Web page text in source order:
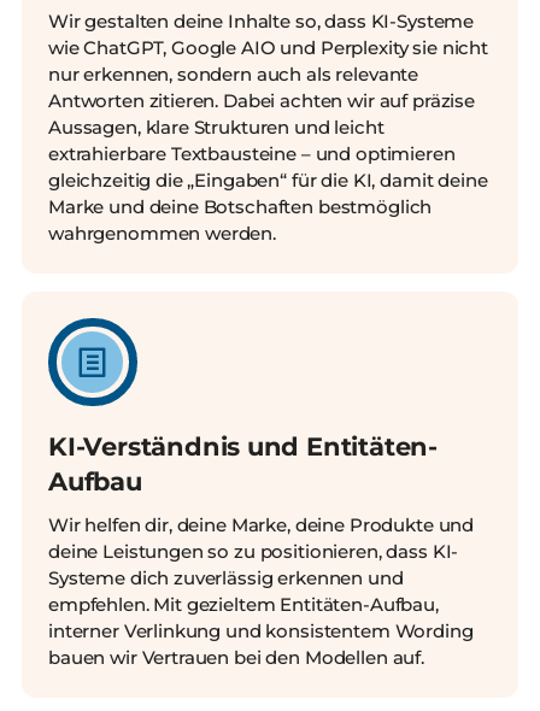
Wir gestalten deine Inhalte so, dass KI-Systeme
wie ChatGPT, Google AIO und Perplexity sie nicht
nur erkennen, sondern auch als relevante
Antworten zitieren. Dabei achten wir auf präzise
Aussagen, klare Strukturen und leicht
extrahierbare Textbausteine – und optimieren
gleichzeitig die „Eingaben“ für die KI, damit deine
Marke und deine Botschaften bestmöglich
wahrgenommen werden.
KI-Verständnis und Entitäten-
Aufbau
Wir helfen dir, deine Marke, deine Produkte und
deine Leistungen so zu positionieren, dass KI-
Systeme dich zuverlässig erkennen und
empfehlen. Mit gezieltem Entitäten-Aufbau,
interner Verlinkung und konsistentem Wording
bauen wir Vertrauen bei den Modellen auf.